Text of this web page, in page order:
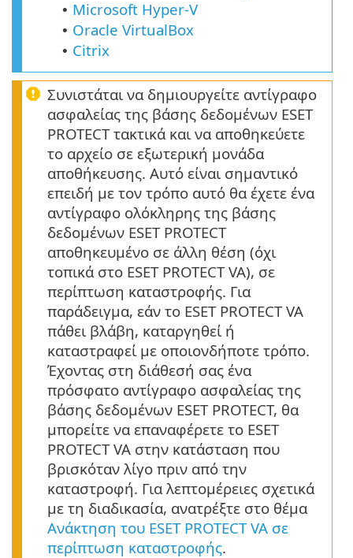
• Microsoft Hyper-V
• Oracle VirtualBox
• Citrix
Συνιστάται να δημιουργείτε αντίγραφο
ασφαλείας της βάσης δεδομένων ESET
PROTECT τακτικά και να αποθηκεύετε
το αρχείο σε εξωτερική μονάδα
αποθήκευσης. Αυτό είναι σημαντικό
επειδή με τον τρόπο αυτό θα έχετε ένα
αντίγραφο ολόκληρης της βάσης
δεδομένων ESET PROTECT
αποθηκευμένο σε άλλη θέση (όχι
τοπικά στο ESET PROTECT VA), σε
περίπτωση καταστροφής. Για
παράδειγμα, εάν το ESET PROTECT VA
πάθει βλάβη, καταργηθεί ή
καταστραφεί με οποιονδήποτε τρόπο.
Έχοντας στη διάθεσή σας ένα
πρόσφατο αντίγραφο ασφαλείας της
βάσης δεδομένων ESET PROTECT, θα
μπορείτε να επαναφέρετε το ESET
PROTECT VA στην κατάσταση που
βρισκόταν λίγο πριν από την
καταστροφή. Για λεπτομέρειες σχετικά
με τη διαδικασία, ανατρέξτε στο θέμα
Ανάκτηση του ESET PROTECT VA σε
περίπτωση καταστροφής.